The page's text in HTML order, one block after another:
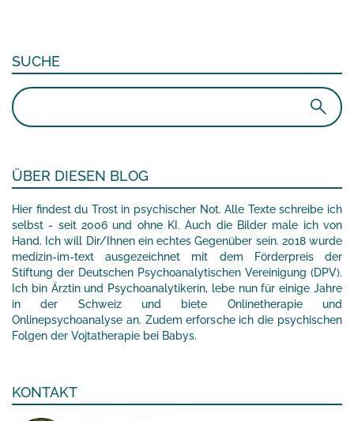
SUCHE
Suchen
nach:
ÜBER DIESEN BLOG
Hier findest du Trost in psychischer Not. Alle Texte schreibe ich
selbst - seit 2006 und ohne KI. Auch die Bilder male ich von
Hand. Ich will Dir/Ihnen ein echtes Gegenüber sein. 2018 wurde
medizin-im-text ausgezeichnet mit dem Förderpreis der
Stiftung der Deutschen Psychoanalytischen Vereinigung (DPV).
Ich bin Ärztin und Psychoanalytikerin, lebe nun für einige Jahre
in der Schweiz und biete Onlinetherapie und
Onlinepsychoanalyse an. Zudem erforsche ich die psychischen
Folgen der Vojtatherapie bei Babys.
KONTAKT